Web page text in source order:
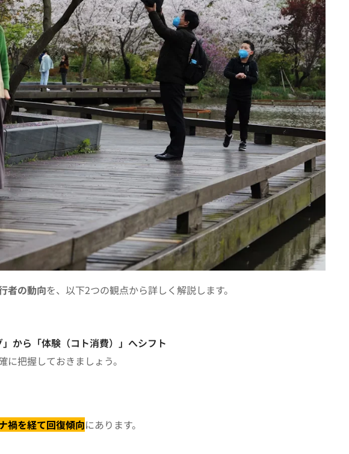
者の動向を、以下2つの観点から詳しく解説します。
から「体験（コト消費）」へシフト
把握しておきましょう。
禍を経て回復傾向にあります。